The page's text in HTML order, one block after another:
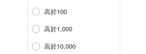
高於100
高於1,000
高於10,000